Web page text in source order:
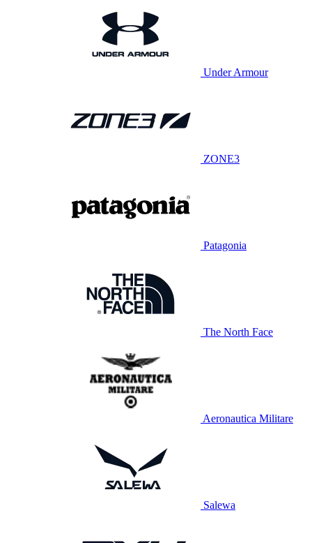
Under Armour
ZONE3
Patagonia
The North Face
Aeronautica Militare
Salewa